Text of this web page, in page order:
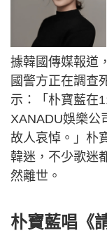
據韓國傳媒報道
國警方正在調查
示：「朴寶藍在
XANADU娛樂公
故人哀悼。」朴
韓迷，不少歌迷
然離世。
朴寶藍唱《